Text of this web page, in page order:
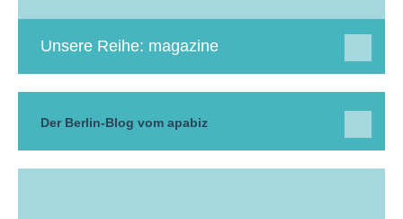
Unsere Reihe: magazine
Der Berlin-Blog vom apabiz